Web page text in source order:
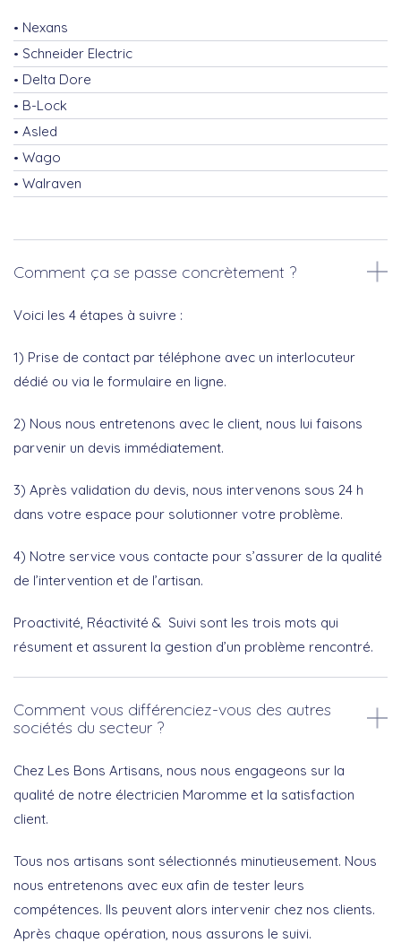
Nexans
Schneider Electric
Delta Dore
B-Lock
Asled
Wago
Walraven
Comment ça se passe concrètement ?
Voici les 4 étapes à suivre :
1) Prise de contact par téléphone avec un interlocuteur
dédié ou via le formulaire en ligne.
2) Nous nous entretenons avec le client, nous lui faisons
parvenir un devis immédiatement.
3) Après validation du devis, nous intervenons sous 24 h
dans votre espace pour solutionner votre problème.
4) Notre service vous contacte pour s’assurer de la qualité
de l’intervention et de l’artisan.
Proactivité, Réactivité & Suivi sont les trois mots qui
résument et assurent la gestion d’un problème rencontré.
Comment vous différenciez-vous des autres
sociétés du secteur ?
Chez Les Bons Artisans, nous nous engageons sur la
qualité de notre électricien Maromme et la satisfaction
client.
Tous nos artisans sont sélectionnés minutieusement. Nous
nous entretenons avec eux afin de tester leurs
compétences. Ils peuvent alors intervenir chez nos clients.
Après chaque opération, nous assurons le suivi.